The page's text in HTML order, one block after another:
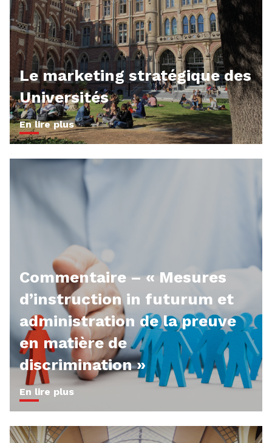
Le marketing stratégique des
Universités
En lire plus
Commentaire – « Mesures
d’instruction in futurum et
administration de la preuve
en matière de
discrimination »
En lire plus